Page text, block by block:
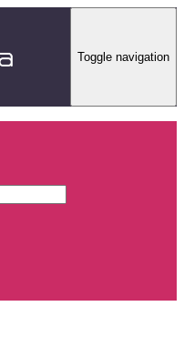
Toggle navigation